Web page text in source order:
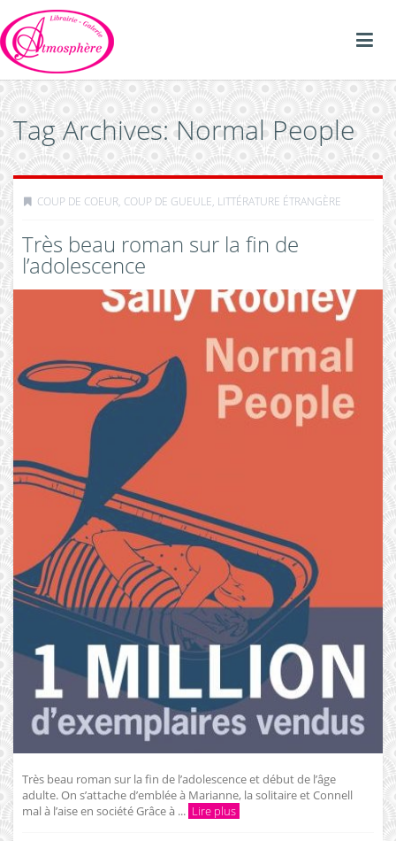
Tag Archives: Normal People
COUP DE COEUR, COUP DE GUEULE, LITTÉRATURE ÉTRANGÈRE
Très beau roman sur la fin de
l’adolescence
Très beau roman sur la fin de l’adolescence et début de l’âge
adulte. On s’attache d’emblée à Marianne, la solitaire et Connell
mal à l’aise en société Grâce à ... Lire plus